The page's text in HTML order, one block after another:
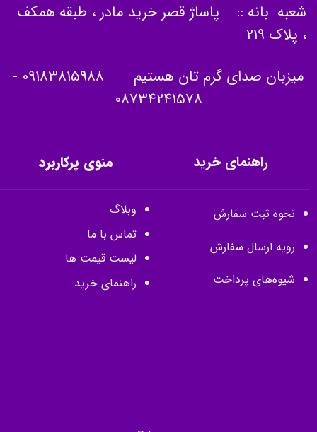
شعبه بانه :: پاساژ قصر خرید مادر ، طبقه همکف
، پلاک 219
میزبان صدای گرم تان هستیم 09183815988
-
08734241578
راهنمای خرید
نحوه ثبت سفارش
رویه ارسال سفارش
شیوه‌های پرداخت
منوی پرکاربرد
وبلاگ
تماس با ما
لیست قیمت ها
راهنمای خرید